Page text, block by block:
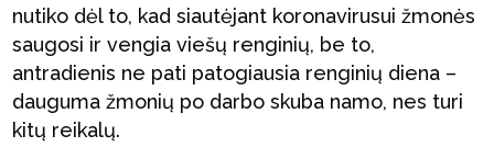
nutiko dėl to, kad siautėjant koronavirusui žmonės
saugosi ir vengia viešų renginių, be to,
antradienis ne pati patogiausia renginių diena –
dauguma žmonių po darbo skuba namo, nes turi
kitų reikalų.